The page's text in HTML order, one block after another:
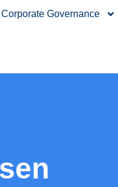
Corporate Governance